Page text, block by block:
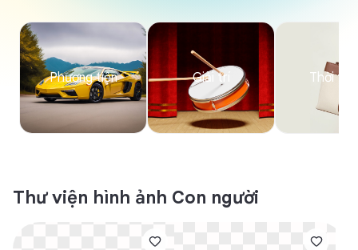
Phương tiện Giải trí Thời
Thư viện hình ảnh Con người